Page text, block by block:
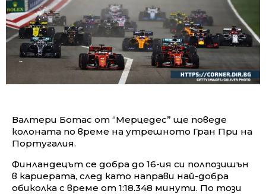
Валтери Ботас от “Мерцедес” ще поведе
колоната по време на утрешното Гран При на
Португалия.
Финландецът се добра до 16-ия си полпозишън
в кариерата, след като направи най-добра
обиколка с време от 1:18.348 минути. По този